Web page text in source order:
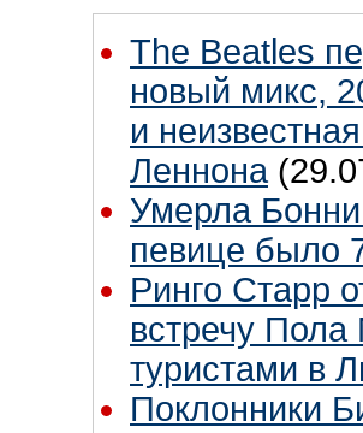
The Beatles
новый микс,
и
Леннона
Умерла
певице было
Ринго Старр
встречу Пола
туристами в
Поклонники